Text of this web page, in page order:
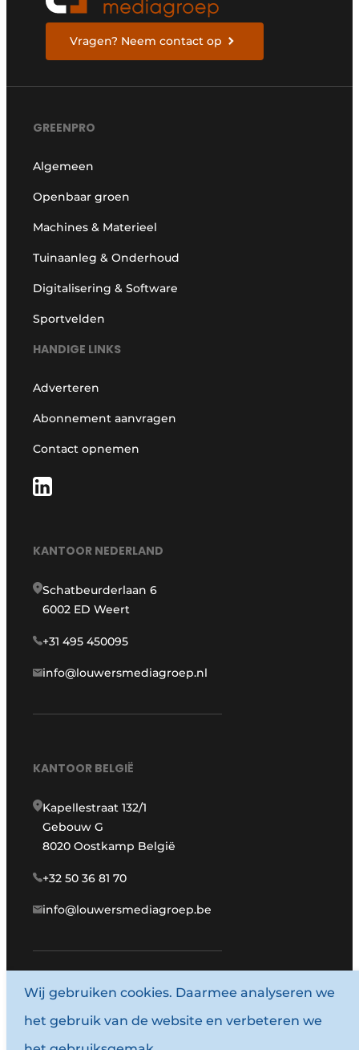
Vragen? Neem contact op
GREENPRO
Algemeen
Openbaar groen
Machines & Materieel
Tuinaanleg & Onderhoud
Digitalisering & Software
Sportvelden
HANDIGE LINKS
Adverteren
Abonnement aanvragen
Contact opnemen
KANTOOR NEDERLAND
Schatbeurderlaan 6
6002 ED Weert
+31 495 450095
info@louwersmediagroep.nl
KANTOOR BELGIË
Kapellestraat 132/1
Gebouw G
8020 Oostkamp België
+32 50 36 81 70
info@louwersmediagroep.be
www.louwersmediagroep.com
© 1987 - 2026 Louwersmediagroep.
Wij gebruiken cookies. Daarmee analyseren we
het gebruik van de website en verbeteren we